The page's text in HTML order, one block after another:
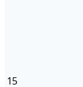
15